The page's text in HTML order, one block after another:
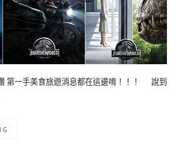
第一手美食旅遊消息都在這邊唷！！！ 說到